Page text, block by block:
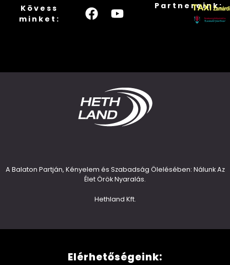
Kövess
minket:
Partnereink:
A Balaton Partján, Kényelem és Szabadság Ölelésében: Nálunk Az
Élet Örök Nyaralás.
Hethland Kft.
Elérhetőségeink: